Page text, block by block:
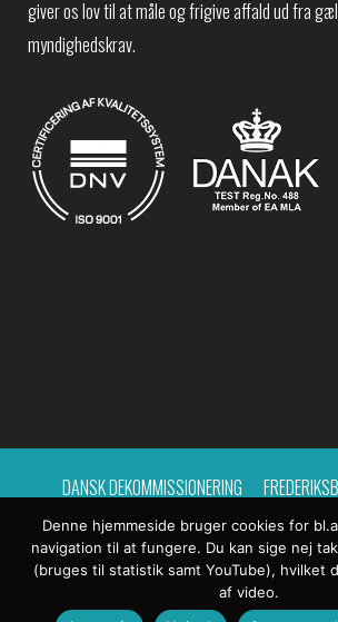
giver os lov til at måle og frigive affald ud fra
myndighedskrav.
DANSK DEKOMMISSIONERING
BYGNING 214, POSTCENTER 15
4000
TLF.: 4633 6300
E-MAIL:
Denne hjemmeside bruger cookies for
navigation til at fungere. Du kan sige nej
(bruges til statistik samt YouTube), hvilket
af video.